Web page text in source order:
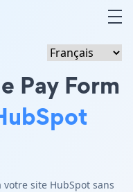
Pay Form
site HubSpot sans